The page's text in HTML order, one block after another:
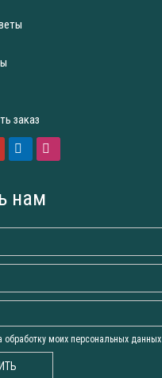
заказ
нам
обработку моих персональных данных